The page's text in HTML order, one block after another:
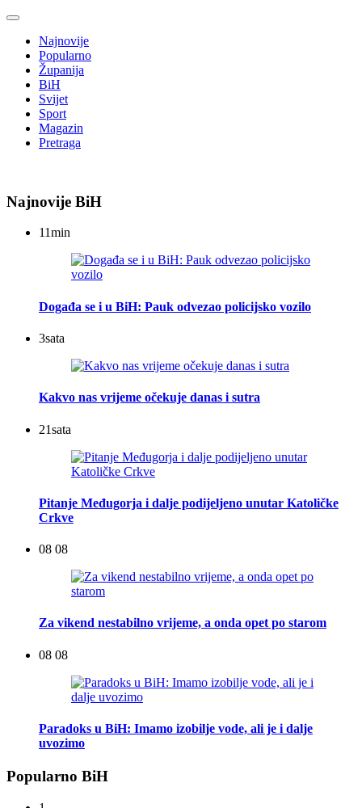
Najnovije
Popularno
Županija
BiH
Svijet
Sport
Magazin
Pretraga
Najnovije BiH
11min
Događa se i u BiH: Pauk odvezao policijsko vozilo
3sata
Kakvo nas vrijeme očekuje danas i sutra
21sata
Pitanje Međugorja i dalje podijeljeno unutar Katoličke
Crkve
08 08
Za vikend nestabilno vrijeme, a onda opet po starom
08 08
Paradoks u BiH: Imamo izobilje vode, ali je i dalje
uvozimo
Popularno BiH